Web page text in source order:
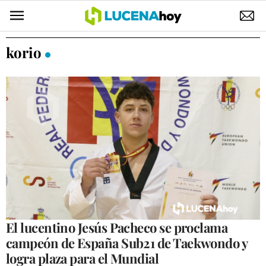
POLÍTICA
ELECCIONES
SUCESOS
ECONOMÍA
DESARROLLO LOCAL
LUCENA EMPRESAS
OCIO
COFRADÍAS
korio
El lucentino Jesús Pacheco se proclama
campeón de España Sub21 de Taekwondo y
logra plaza para el Mundial